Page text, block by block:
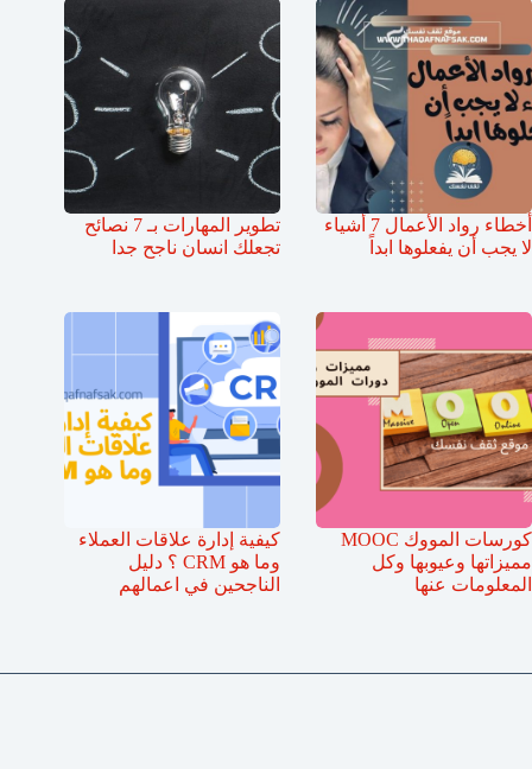
أخطاء رواد الأعمال 7 أشياء
لا يجب أن يفعلوها ابداً
تطوير المهارات بـ 7 نصائح
تجعلك انسان ناجح جدا
كورسات المووك MOOC
مميزاتها وعيوبها وكل
المعلومات عنها
كيفية إدارة علاقات العملاء
وما هو CRM ؟ دليل
الناجحين في اعمالهم